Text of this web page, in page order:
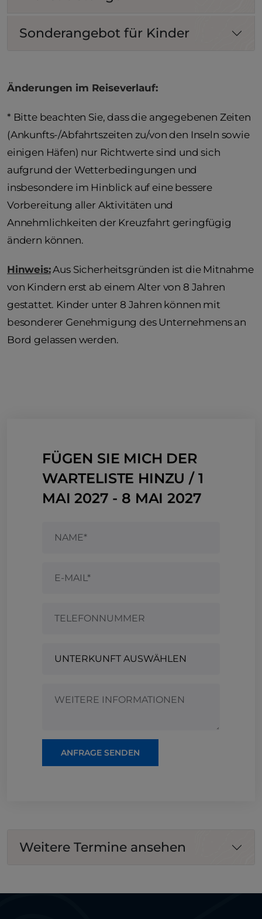
Sonderangebot für Kinder
Änderungen im Reiseverlauf:
* Bitte beachten Sie, dass die angegebenen Zeiten
(Ankunfts-/Abfahrtszeiten zu/von den Inseln sowie
einigen Häfen) nur Richtwerte sind und sich
aufgrund der Wetterbedingungen und
insbesondere im Hinblick auf eine bessere
Vorbereitung aller Aktivitäten und
Annehmlichkeiten der Kreuzfahrt geringfügig
ändern können.
Hinweis:Aus Sicherheitsgründen ist die Mitnahme
von Kindern erst ab einem Alter von 8 Jahren
gestattet. Kinder unter 8 Jahren können mit
besonderer Genehmigung des Unternehmens an
Bord gelassen werden.
FÜGEN SIE MICH DER
WARTELISTE HINZU / 1
MAI 2027 - 8 MAI 2027
ANFRAGE SENDEN
Weitere Termine ansehen